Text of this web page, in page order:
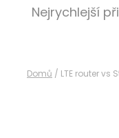
Nejrychlejší
Domů / LTE router vs